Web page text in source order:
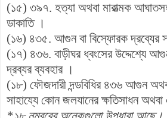
(১৫) ৩৯৭. হত্যা অথবা মারাত্মক
ডাকাতি ।
(১৬) ৪৩৫. আগুন বা বিস্ফোরক দ্রব্যের
(১৭) ৪৩৬. বাড়ীঘর ধ্বংসের উদ্দেশ্যে
দ্রব্যর ব্যবহার ।
(১৮) ফৌজদারী দন্ডবিধির ৪৩৬ আগুন
সাহায্যে কোন জলযানের ক্ষতিসাধন